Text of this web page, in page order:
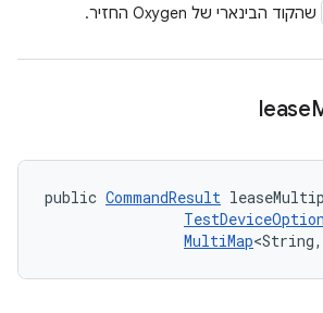
שהקוד הבינארי של Oxygen החזיר.
lease
public CommandResult
MultiMap